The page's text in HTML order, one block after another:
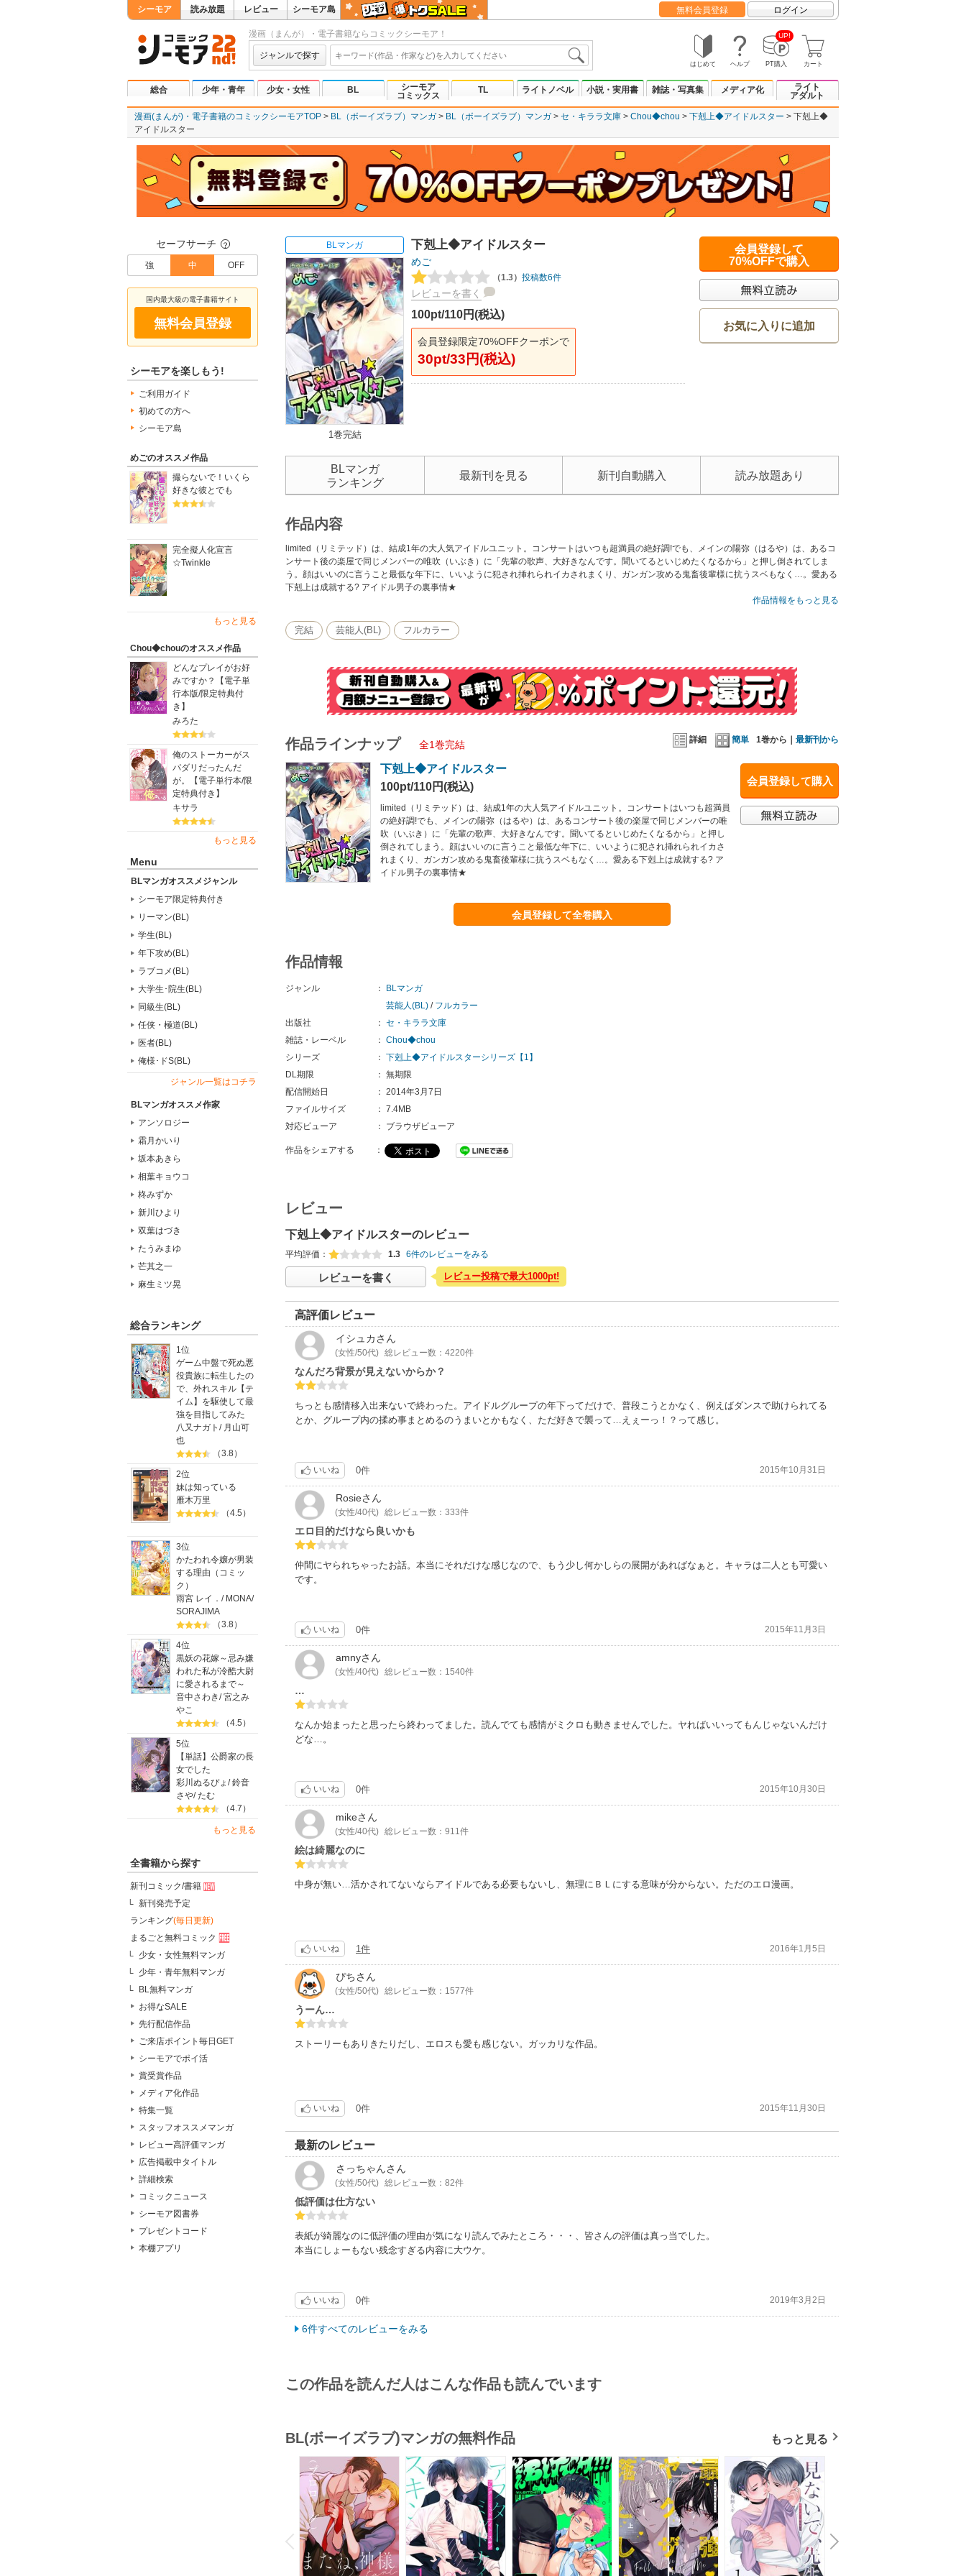
シーモア 読み放題 レビュー シーモア島 無料会員登録 ログイン
漫画（まんが）・電子書籍ならコミックシーモア！
ジャンルで探す
はじめて ヘルプ
UP!
PT購入 カート
総合 少年・青年 少女・女性 BL
シーモア
コミックス
TL ライトノベル 小説・実用書 雑誌・写真集 メディア化
ライト
アダルト
漫画(まんが)・電子書籍のコミックシーモアTOP BL（ボーイズラブ）マンガ BL（ボーイズラブ）マンガ セ・キララ文庫 Chou◆chou 下剋上◆アイドルスター
下剋上◆
アイドルスター
セーフサーチ ？
強 中 OFF
国内最大級の電子書籍サイト
無料会員登録
シーモアを楽しもう!
ご利用ガイド
初めての方へ
シーモア島
めごのオススメ作品
撮らないで！いくら
好きな彼とでも
完全擬人化宣言
☆Twinkle
もっと見る
Chou◆chouのオススメ作品
どんなプレイがお好
みですか？【電子単
行本版/限定特典付
き】
みろた
俺のストーカーがス
パダリだったんだ
が。【電子単行本/限
定特典付き】
キサラ
もっと見る
Menu
BLマンガオススメジャンル
シーモア限定特典付き
リーマン(BL)
学生(BL)
年下攻め(BL)
ラブコメ(BL)
大学生･院生(BL)
同級生(BL)
任侠・極道(BL)
医者(BL)
俺様･ドS(BL)
ジャンル一覧はコチラ
BLマンガオススメ作家
アンソロジー
霜月かいり
坂本あきら
相葉キョウコ
柊みずか
新川ひより
双葉はづき
たうみまゆ
芒其之一
麻生ミツ晃
総合ランキング
1位
ゲーム中盤で死ぬ悪
役貴族に転生したの
で、外れスキル【テ
イム】を駆使して最
強を目指してみた
八又ナガト / 月山可
也
（3.8）
2位
妹は知っている
雁木万里
（4.5）
3位
かたわれ令嬢が男装
する理由（コミッ
ク）
雨宮 レイ． / MONA/
SORAJIMA
（3.8）
4位
黒妖の花嫁～忌み嫌
われた私が冷酷大尉
に愛されるまで～
音中さわき/宮之み
やこ
（4.5）
5位
【単話】公爵家の長
女でした
彩川ぬるぴょ /鈴音
さや/たむ
（4.7）
もっと見る
全書籍から探す
新刊コミック/書籍
新刊発売予定
ランキング(毎日更新)
まるごと無料コミック
少女・女性無料マンガ
少年・青年無料マンガ
BL無料マンガ
お得なSALE
先行配信作品
ご来店ポイント毎日GET
シーモアでポイ活
賞受賞作品
メディア化作品
特集一覧
スタッフオススメマンガ
レビュー高評価マンガ
広告掲載中タイトル
詳細検索
コミックニュース
シーモア図書券
プレゼントコード
本棚アプリ
BLマンガ
1巻完結
下剋上◆アイドルスター
めご
（1.3） 投稿数6件
レビューを書く
100pt/110円(税込)
会員登録限定70%OFFクーポンで
30pt/33円(税込)
会員登録して
70%OFFで購入
お気に入りに追加
BLマンガ
ランキング
最新刊を見る 新刊自動購入 読み放題あり
作品内容
limited（リミテッド）は、結成1年の大人気アイドルユニット。コンサートはいつも超満員の絶好調!でも、メインの陽弥（はるや）は、あるコ
ンサート後の楽屋で同じメンバーの唯吹（いぶき）に「先輩の歌声、大好きなんです。聞いてるといじめたくなるから」と押し倒されてしま
う。顔はいいのに言うこと最低な年下に、いいように犯され挿れられイカされまくり、ガンガン攻める鬼畜後輩様に抗うスベもなく…。愛ある
下剋上は成就する? アイドル男子の裏事情★
作品情報をもっと見る
完結 芸能人(BL) フルカラー
詳細 簡単 1巻から｜ 最新刊から
作品ラインナップ 全1巻完結
会員登録して購入
下剋上◆アイドルスター
100pt/110円(税込)
limited（リミテッド）は、結成1年の大人気アイドルユニット。コンサートはいつも超満員
の絶好調!でも、メインの陽弥（はるや）は、あるコンサート後の楽屋で同じメンバーの唯
吹（いぶき）に「先輩の歌声、大好きなんです。聞いてるといじめたくなるから」と押し
倒されてしまう。顔はいいのに言うこと最低な年下に、いいように犯され挿れられイカさ
れまくり、ガンガン攻める鬼畜後輩様に抗うスベもなく…。愛ある下剋上は成就する? ア
イドル男子の裏事情★
会員登録して全巻購入
作品情報
ジャンル ：
BLマンガ
芸能人(BL) / フルカラー
出版社
： セ・キララ文庫
雑誌・レーベル
： Chou◆chou
シリーズ
： 下剋上◆アイドルスターシリーズ【1】
DL期限
： 無期限
配信開始日
： 2014年3月7日
ファイルサイズ
： 7.4MB
対応ビューア
： ブラウザビューア
作品をシェアする ：
レビュー
下剋上◆アイドルスターのレビュー
平均評価： 1.3 6件のレビューをみる
レビューを書く レビュー投稿で最大1000pt!
高評価レビュー
イシュカ さん
(女性/50代) 総レビュー数：4220件
なんだろ背景が見えないからか？
ちっとも感情移入出来ないで終わった。アイドルグループの年下ってだけで、普段こうとかなく、例えばダンスで助けられてる
とか、グループ内の揉め事まとめるのうまいとかもなく、ただ好きで襲って…えぇーっ！？って感じ。
いいね 0件 2015年10月31日
Rosieさん
(女性/40代) 総レビュー数：333件
エロ目的だけなら良いかも
仲間にヤられちゃったお話。本当にそれだけな感じなので、もう少し何かしらの展開があればなぁと。キャラは二人とも可愛い
です。
いいね 0件 2015年11月3日
amnyさん
(女性/40代) 総レビュー数：1540件
…
なんか始まったと思ったら終わってました。読んでても感情がミクロも動きませんでした。ヤればいいってもんじゃないんだけ
どな…。
いいね 0件 2015年10月30日
mikeさん
(女性/40代) 総レビュー数：911件
絵は綺麗なのに
中身が無い…活かされてないならアイドルである必要もないし、無理にＢＬにする意味が分からない。ただのエロ漫画。
いいね 1件 2016年1月5日
ぴちさん
(女性/50代) 総レビュー数：1577件
うーん…
ストーリーもありきたりだし、エロスも愛も感じない。ガッカリな作品。
いいね 0件 2015年11月30日
最新のレビュー
さっちゃんさん
(女性/50代) 総レビュー数：82件
低評価は仕方ない
表紙が綺麗なのに低評価の理由が気になり読んでみたところ・・・、皆さんの評価は真っ当でした。
本当にしょーもない残念すぎる内容に大ウケ。
いいね 0件 2019年3月2日
6件すべてのレビューをみる
この作品を読んだ人はこんな作品も読んでいます
BL(ボーイズラブ)マンガの無料作品 もっと見る
P
r
e
v
i
o
u
s
N
e
x
t